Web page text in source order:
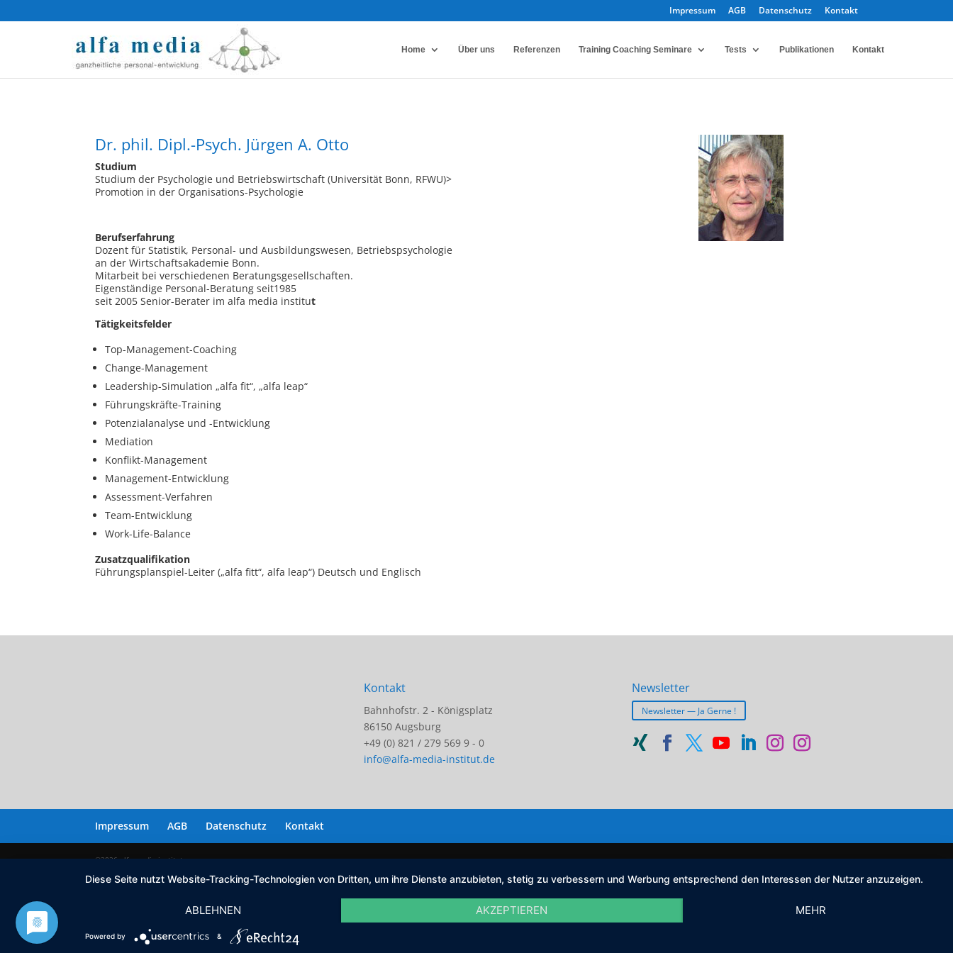
Impressum AGB Datenschutz Kontakt
Home Über uns Referenzen Training Coaching Seminare Tests Publikationen Kontakt
Dr. phil. Dipl.-Psych. Jürgen A. Otto
Studium
Studium der Psychologie und Betriebswirtschaft (Universität Bonn, RFWU)>
Promotion in der Organisations-Psychologie
Berufserfahrung
Dozent für Statistik, Personal- und Ausbildungswesen, Betriebspsychologie
an der Wirtschaftsakademie Bonn.
Mitarbeit bei verschiedenen Beratungsgesellschaften.
Eigenständige Personal-Beratung seit1985
seit 2005 Senior-Berater im alfa media institut
Tätigkeitsfelder
Top-Management-Coaching
Change-Management
Leadership-Simulation „alfa fit“, „alfa leap“
Führungskräfte-Training
Potenzialanalyse und -Entwicklung
Mediation
Konflikt-Management
Management-Entwicklung
Assessment-Verfahren
Team-Entwicklung
Work-Life-Balance
Zusatzqualifikation
Führungsplanspiel-Leiter („alfa fitt“, alfa leap“) Deutsch und Englisch
Kontakt
Bahnhofstr. 2 - Königsplatz
86150 Augsburg
+49 (0) 821 / 279 569 9 - 0
info@alfa-media-institut.de
Newsletter
Newsletter — Ja Gerne !
Impressum AGB Datenschutz Kontakt
©2026 alfa media institut
Diese Seite nutzt Website-Tracking-Technologien von Dritten, um ihre Dienste anzubieten, stetig zu verbessern und Werbung entsprechend den Interessen der Nutzer anzuzeigen.
ABLEHNEN AKZEPTIEREN MEHR
Powered by &